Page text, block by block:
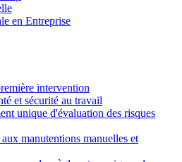
en Entreprise
intervention
et sécurité au travail
unique d'évaluation des risques
manutentions manuelles et